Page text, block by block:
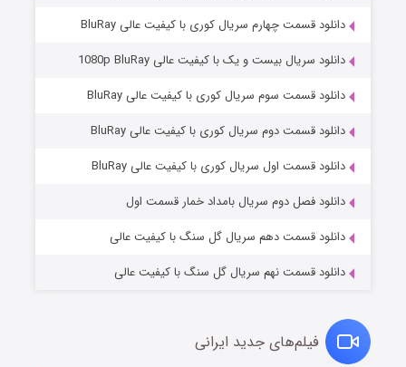
وستی ها
قسمت۱ (زیرنویس) منتشر شد
دانلود قسمت چهارم سریال کوری با کیفیت عالی BluRay
دانلود سریال بیست و یک با کیفیت عالی 1080p BluRay
دانلود قسمت سوم سریال کوری با کیفیت عالی BluRay
دانلود قسمت دوم سریال کوری با کیفیت عالی BluRay
دانلود قسمت اول سریال کوری با کیفیت عالی BluRay
دانلود فصل دوم سریال بامداد خمار قسمت اول
دانلود قسمت دهم سریال گل سنگ با کیفیت عالی
دانلود قسمت نهم سریال گل سنگ با کیفیت عالی
فیلم‌های جدید ایرانی